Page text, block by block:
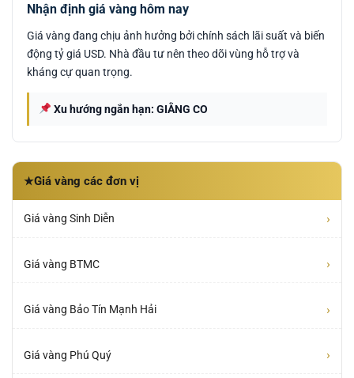
Nhận định giá vàng hôm nay
Giá vàng đang chịu ảnh hưởng bởi chính sách lãi suất và biến
động tỷ giá USD. Nhà đầu tư nên theo dõi vùng hỗ trợ và
kháng cự quan trọng.
Xu hướng ngắn hạn: GIẰNG CO
★Giá vàng các đơn vị
Giá vàng Sinh Diễn ›
Giá vàng BTMC ›
Giá vàng Bảo Tín Mạnh Hải ›
Giá vàng Phú Quý ›